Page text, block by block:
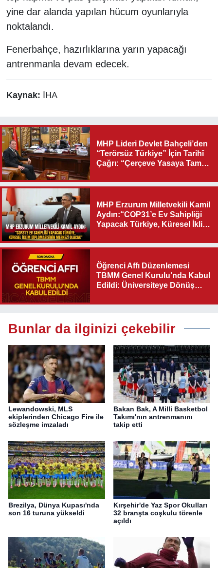
yine dar alanda yapılan hücum oyunlarıyla
noktalandı.
Fenerbahçe, hazırlıklarına yarın yapacağı
antrenmanla devam edecek.
Kaynak: İHA
MHP Lideri Devlet Bahçeli’den
“Terörsüz Türkiye” İçin Tarihî
Çağrı: “Çerçeve Yasaya Tam
MHP Erzurum Milletvekili Kamil
Aydın:“COP31’e Ev Sahipliği
Yapacak Türkiye, Küresel İklim
Olacak"
Öğrenci Affı Düzenlemesi
TBMM Genel Kurulu’nda Kabul
Edildi: Üniversiteye Dönüş
Bunlar da ilginizi çekebilir
Lewandowski, MLS
ekiplerinden Chicago Fire ile
sözleşme imzaladı
Bakan Bak, A Milli Basketbol
Takımı'nın antrenmanını
takip etti
Brezilya, Dünya Kupası'nda
son 16 turuna yükseldi
Kırşehir'de Yaz Spor Okulları
32 branşta coşkulu törenle
açıldı